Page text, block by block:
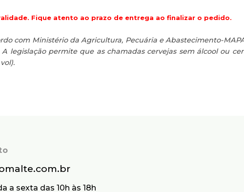
Fique atento ao prazo de entrega ao finalizar o pedido.
com Ministério da Agricultura, Pecuária e Abastecimento-
A legislação permite que as chamadas cervejas sem álcool ou
a sexta das 10h às 18h